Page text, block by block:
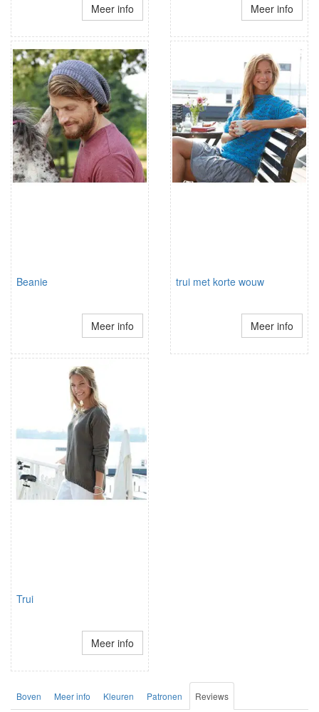
Meer info Meer info
Beanie
Meer info
trui met korte wouw
Meer info
Trui
Meer info
Boven Meer info Kleuren Patronen Reviews